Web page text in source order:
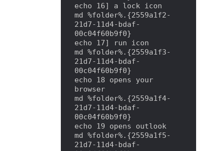
echo 16] a lock icon
md %folder%.{2559a1f2-
21d7-11d4-bdaf-
00c04f60b9f0}
echo 17] run icon
md %folder%.{2559a1f3-
21d7-11d4-bdaf-
00c04f60b9f0}
echo 18 opens your
browser
md %folder%.{2559a1f4-
21d7-11d4-bdaf-
00c04f60b9f0}
echo 19 opens outlook
md %folder%.{2559a1f5-
21d7-11d4-bdaf-